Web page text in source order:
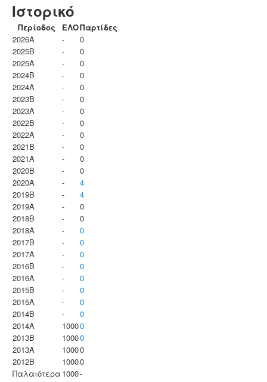
Ιστορικό
Περίοδος ΕΛΟΠαρτίδες
2026A
-
0
2025B
-
0
2025A
-
0
2024B
-
0
2024A
-
0
2023B
-
0
2023Α
-
0
2022B
-
0
2022A
-
0
2021B
-
0
2021A
-
0
2020B
-
0
2020A
-
4
2019B
-
4
2019A
-
0
2018B
-
0
2018A
-
0
2017B
-
0
2017A
-
0
2016B
-
0
2016A
-
0
2015B
-
0
2015A
-
0
2014B
-
0
2014A
10000
2013B
10000
2013A
10000
2012B
10000
Παλαιότερα 1000-